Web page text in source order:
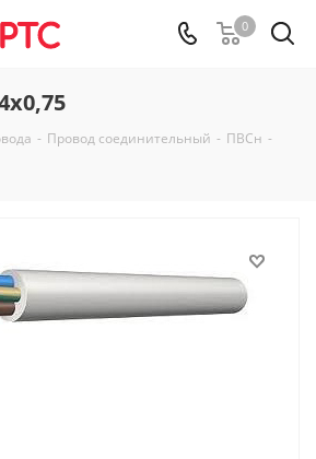
0
- Провод соединительный - ПВСн -